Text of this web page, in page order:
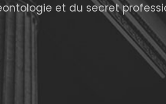
et du secret